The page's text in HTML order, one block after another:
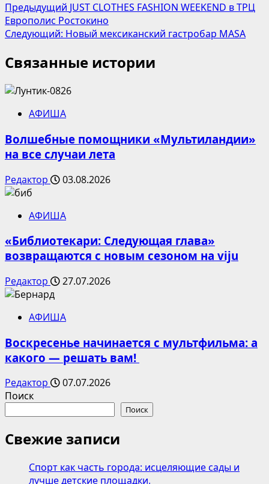
Навигация
записи
Предыдущий JUST CLOTHES FASHION WEEKEND в ТРЦ
Европолис Ростокино
Следующий: Новый мексиканский гастробар MASA
Связанные истории
АФИША
Волшебные помощники «Мультиландии»
на все случаи лета
Редактор 03.08.2026
АФИША
«Библиотекари: Следующая глава»
возвращаются с новым сезоном на viju
Редактор 27.07.2026
АФИША
Воскресенье начинается с мультфильма: а
какого — решать вам!
Редактор
07.07.2026
Поиск
Поиск
Свежие записи
Спорт как часть города: исцеляющие сады и
лучше детские площадки.